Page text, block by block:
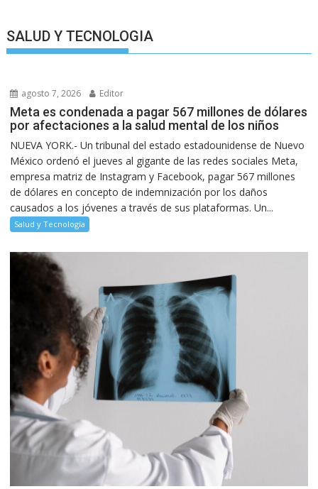
SALUD Y TECNOLOGIA
agosto 7, 2026 Editor
Meta es condenada a pagar 567 millones de dólares
por afectaciones a la salud mental de los niños
NUEVA YORK.- Un tribunal del estado estadounidense de Nuevo
México ordenó el jueves al gigante de las redes sociales Meta,
empresa matriz de Instagram y Facebook, pagar 567 millones
de dólares en concepto de indemnización por los daños
causados a los jóvenes a través de sus plataformas. Un...
Salud y Tecnología